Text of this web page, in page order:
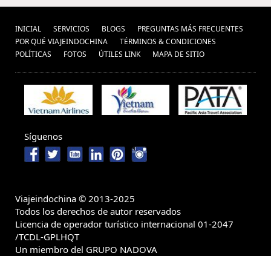
INICIAL SERVICIOS BLOGS
PREGUNTAS MÁS FRECUENTES
POR QUÉ VIAJEINDOCHINA
TÉRMINOS & CONDICIONES
POLÍ­TICAS
FOTOS ÚTILES LINK MAPA DE SITIO
Síguenos
Viajeindochina © 2013-2025
Todos los derechos de autor reservados
Licencia de operador turístico internacional 01-2047
/TCDL-GPLHQT
Un miembro del GRUPO NADOVA